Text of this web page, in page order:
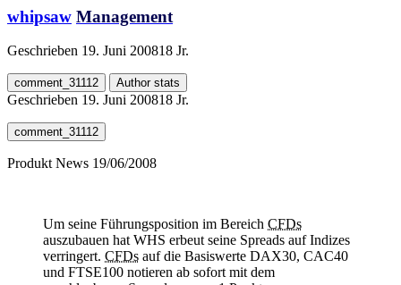
whipsaw Management
Geschrieben 19. Juni 200818 Jr.
comment_31112 Author stats
Geschrieben 19. Juni 200818 Jr.
comment_31112
Produkt News 19/06/2008
Um seine Führungsposition im Bereich CFDs
auszubauen hat WHS erbeut seine Spreads auf Indizes
verringert. CFDs auf die Basiswerte DAX30, CAC40
und FTSE100 notieren ab sofort mit dem